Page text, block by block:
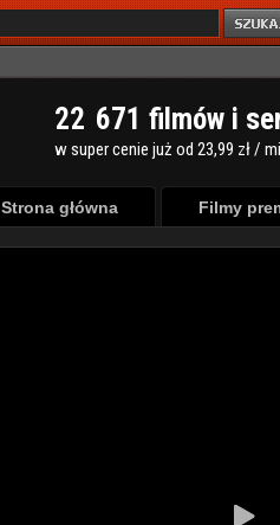
22 671 filmów i
w super cenie już od 23,99 zł /
Strona główna Filmy